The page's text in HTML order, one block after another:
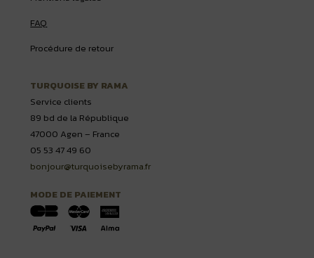
FAQ
Procédure de retour
TURQUOISE BY RAMA
Service clients
89 bd de la République
47000 Agen – France
05 53 47 49 60
bonjour@turquoisebyrama.fr
MODE DE PAIEMENT